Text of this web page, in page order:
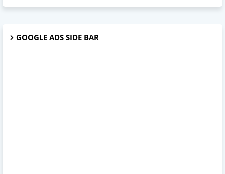
GOOGLE ADS SIDE BAR